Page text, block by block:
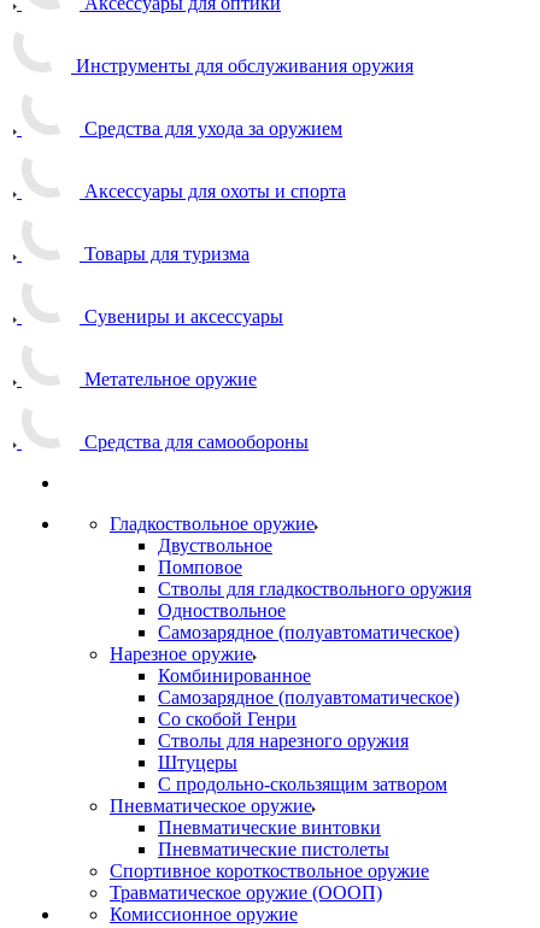
Инструменты для обслуживания оружия
Средства для ухода за оружием
Аксессуары для охоты и спорта
Товары для туризма
Сувениры и аксессуары
Метательное оружие
Средства для самообороны
Гладкоствольное оружие
Двуствольное
Помповое
Стволы для гладкоствольного оружия
Одноствольное
Самозарядное (полуавтоматическое)
Нарезное оружие
Комбинированное
Самозарядное (полуавтоматическое)
Со скобой Генри
Стволы для нарезного оружия
Штуцеры
С продольно-скользящим затвором
Пневматическое оружие
Пневматические винтовки
Пневматические пистолеты
Спортивное короткоствольное оружие
Травматическое оружие (ОООП)
Комиссионное оружие